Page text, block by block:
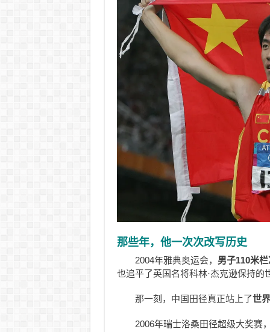
那些年，他一次次改写历史
2004年雅典奥运会， 男子110米
也追平了英国名将科林·杰克逊保持的
那一刻，中国田径真正站上了世
2006年瑞士洛桑田径超级大奖赛